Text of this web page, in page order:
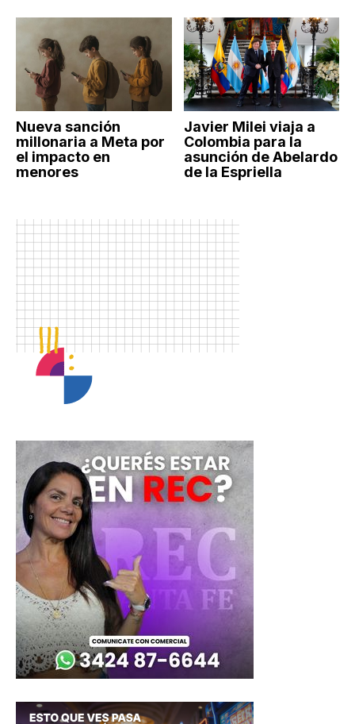
Nueva sanción
millonaria a Meta por
el impacto en
menores
Javier Milei viaja a
Colombia para la
asunción de Abelardo
de la Espriella